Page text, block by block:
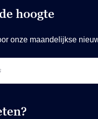
hoogte
onze maandelijkse